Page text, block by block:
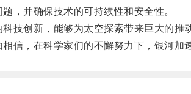
并确保技术的可持续性和安全性。
创新，能够为太空探索带来巨大的推动
，在科学家们的不懈努力下，银河加